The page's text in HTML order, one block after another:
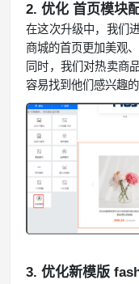
2. 优化 首页模块
在这次升级中，我们
商城的首页更加美观、
同时，我们对热卖商
容易找到他们感兴趣的
3. 优化新模版